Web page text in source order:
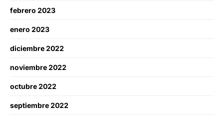
febrero 2023
enero 2023
diciembre 2022
noviembre 2022
octubre 2022
septiembre 2022